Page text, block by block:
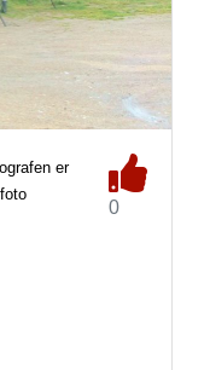
er
0